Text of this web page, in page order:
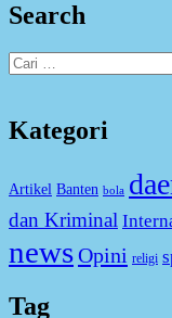
Search
Cari
untuk:
Kategori
Artikel Banten bola
dan Kriminal
newsOpini religi
Tag